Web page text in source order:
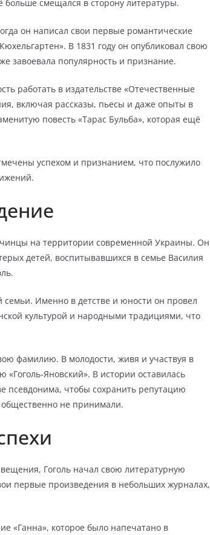
больше смещался в сторону литературы.
он написал свои первые романтические
В 1831 году он опубликовал свою
завоевала популярность и признание.
работать в издательстве «Отечественные
включая рассказы, пьесы и даже опыты в
повесть «Тарас Бульба», которая ещё
успехом и признанием, что послужило
на территории современной Украины. Он
детей, воспитывавшихся в семье Василия
семьи. Именно в детстве и юности он провел
культурой и народными традициями, что
фамилию. В молодости, живя и участвуя в
Яновский». В истории оставилась
псевдонима, чтобы сохранить репутацию
общественно не принимали.
Гоголь начал свою литературную
первые произведения в небольших журналах,
«Ганна», которое было напечатано в